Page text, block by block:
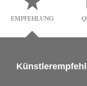
EMPFEHLUNG